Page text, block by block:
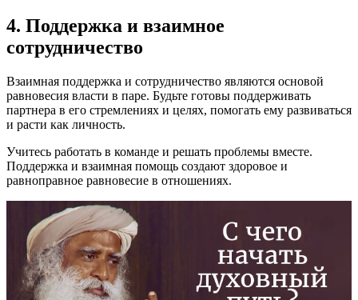
4. Поддержка и взаимное
сотрудничество
Взаимная поддержка и сотрудничество являются основой
равновесия власти в паре. Будьте готовы поддерживать
партнера в его стремлениях и целях, помогать ему развиваться
и расти как личность.
Учитесь работать в команде и решать проблемы вместе.
Поддержка и взаимная помощь создают здоровое и
равноправное равновесие в отношениях.